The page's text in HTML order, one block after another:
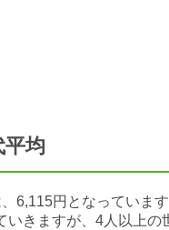
均
6,115円となっていま
いきますが、4人以上の